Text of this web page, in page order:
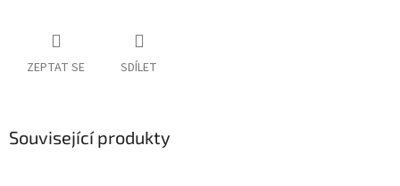
ZEPTAT SE SDÍLET
Související produkty